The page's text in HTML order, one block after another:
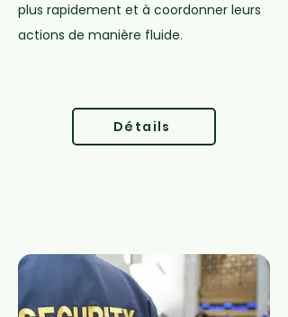
plus rapidement et à coordonner leurs
actions de manière fluide.
Détails